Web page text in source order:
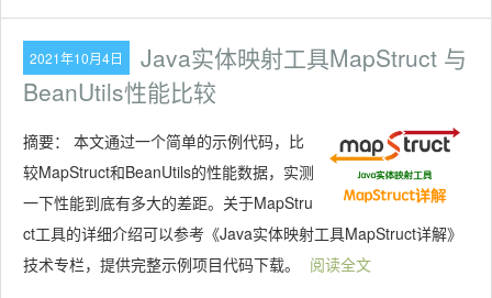
2021年10月4日
Java实体映射工具MapStruct 与
BeanUtils性能比较
摘要： 本文通过一个简单的示例代码，比
较MapStruct和BeanUtils的性能数据，实测
一下性能到底有多大的差距。关于MapStru
ct工具的详细介绍可以参考《Java实体映射工具MapStruct详解》
技术专栏，提供完整示例项目代码下载。
阅读全文